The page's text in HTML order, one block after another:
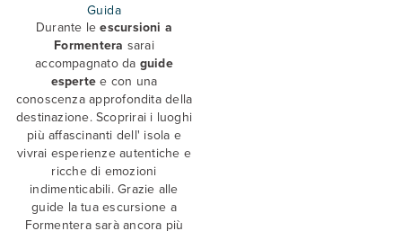
Guida
Durante leescursioni a
Formentera sarai
accompagnato da guide
espertee con una
conoscenza approfondita della
destinazione. Scoprirai i luoghi
più affascinanti dell' isola e
vivrai esperienze autentiche e
ricche di emozioni
indimenticabili. Grazie alle
guide la tua escursione a
Formentera sarà ancora più